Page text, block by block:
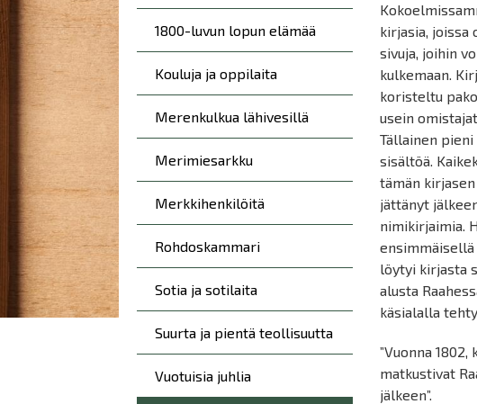
1800-luvun lopun elämää
Kouluja ja oppilaita
Merenkulkua lähivesillä
Merimiesarkku
Merkkihenkilöitä
Rohdoskammari
Sotia ja sotilaita
Suurta ja pientä teollisuutta
Vuotuisia juhlia
kirjasia, joissa
sivuja, joihin
kulkemaan.
koristeltu
usein
Tällainen
sisältöä.
tämän
jättänyt
nimikirjaimia.
ensimmäisellä
löytyi kirjasta
alusta
käsialalla
”Vuonna
matkustivat
jälkeen”.